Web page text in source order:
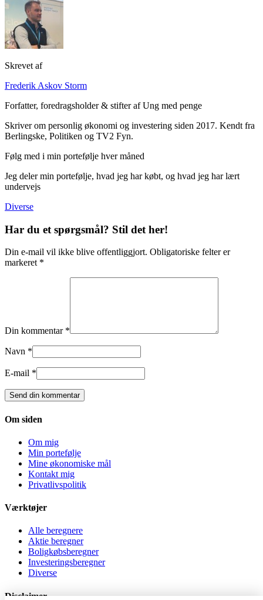
Skrevet af
Frederik Askov Storm
Forfatter, foredragsholder & stifter af Ung med penge
Skriver om personlig økonomi og investering siden 2017. Kendt fra
Berlingske, Politiken og TV2 Fyn.
Følg med i min portefølje hver måned
Jeg deler min portefølje, hvad jeg har købt, og hvad jeg har lært
undervejs
Diverse
Har du et spørgsmål? Stil det her!
Din e-mail vil ikke blive offentliggjort. Obligatoriske felter er
markeret *
Din kommentar *
Navn *
E-mail *
Om siden
Om mig
Min portefølje
Mine økonomiske mål
Kontakt mig
Privatlivspolitik
Værktøjer
Alle beregnere
Aktie beregner
Boligkøbsberegner
Investeringsberegner
Diverse
Disclaimer